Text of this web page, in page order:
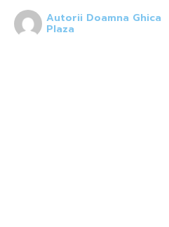
Autorii Doamna Ghica
Plaza